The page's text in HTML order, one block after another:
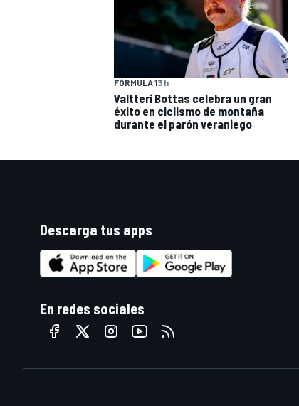
FÓRMULA 13 h
Valtteri Bottas celebra un gran
éxito en ciclismo de montaña
durante el parón veraniego
Descarga tus apps
En redes sociales